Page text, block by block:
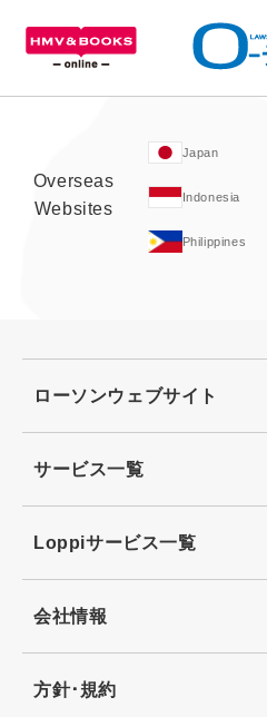
Overseas
Websites
Japan
Indonesia
Philippines
ローソンウェブサイト
サービス一覧
Loppiサービス一覧
会社情報
方針･規約